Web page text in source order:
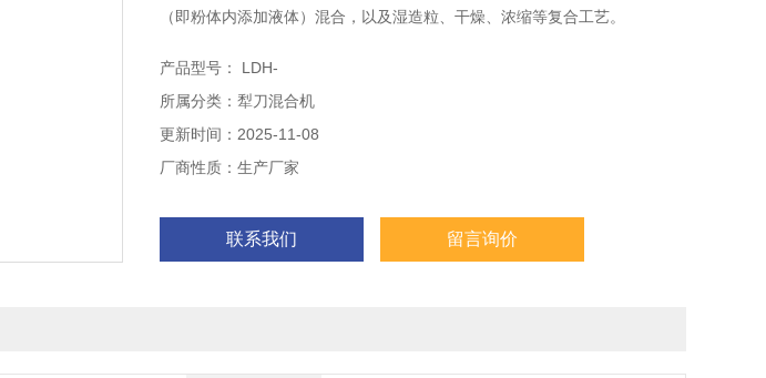
（即粉体内添加液体）混合，以及湿造粒、干燥、浓缩等复合工艺。
产品型号： LDH-
所属分类：犁刀混合机
更新时间：2025-11-08
厂商性质：生产厂家
联系我们 留言询价